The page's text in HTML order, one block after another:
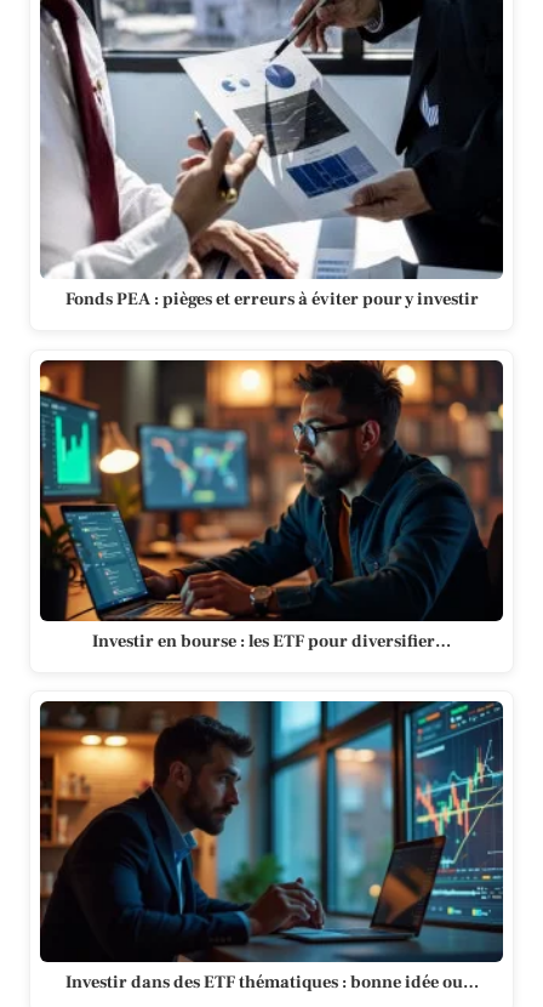
Fonds PEA : pièges et erreurs à éviter pour y investir
Investir en bourse : les ETF pour diversifier…
Investir dans des ETF thématiques : bonne idée ou…